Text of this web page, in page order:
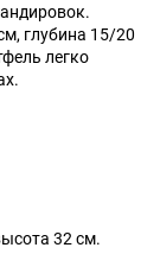
глубина 15/20
легко
32 см.